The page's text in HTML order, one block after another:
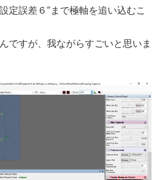
定誤差６″まで極軸を追い込むこ
ですが、我ながらすごいと思いま